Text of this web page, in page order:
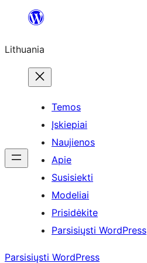
turinio
Lithuania
Temos
Įskiepiai
Naujienos
Apie
Susisiekti
Modeliai
Prisidėkite
Parsisiųsti WordPress
Parsisiųsti WordPress